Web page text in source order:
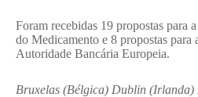
Foram recebidas 19 propostas para
do Medicamento e 8 propostas para
Autoridade Bancária Europeia.
Bruxelas (Bélgica) Dublin (Irlanda)